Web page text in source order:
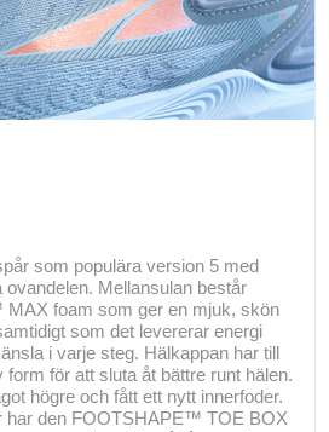
som populära version 5 med
ovandelen. Mellansulan består
foam som ger en mjuk, skön
som det levererar energi
i varje steg. Hälkappan har till
för att sluta åt bättre runt hälen.
högre och fått ett nytt innerfoder.
har den FOOTSHAPE™ TOE BOX